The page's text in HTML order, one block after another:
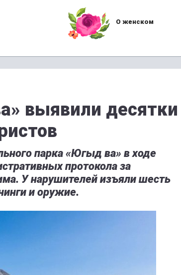
О женском
выявили десятки
парка «Югыд ва» в ходе
протокола за
У нарушителей изъяли шесть
и оружие.